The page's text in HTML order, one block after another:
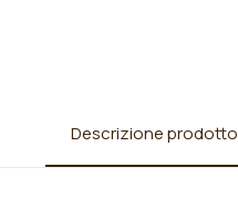
Descrizione prodotto